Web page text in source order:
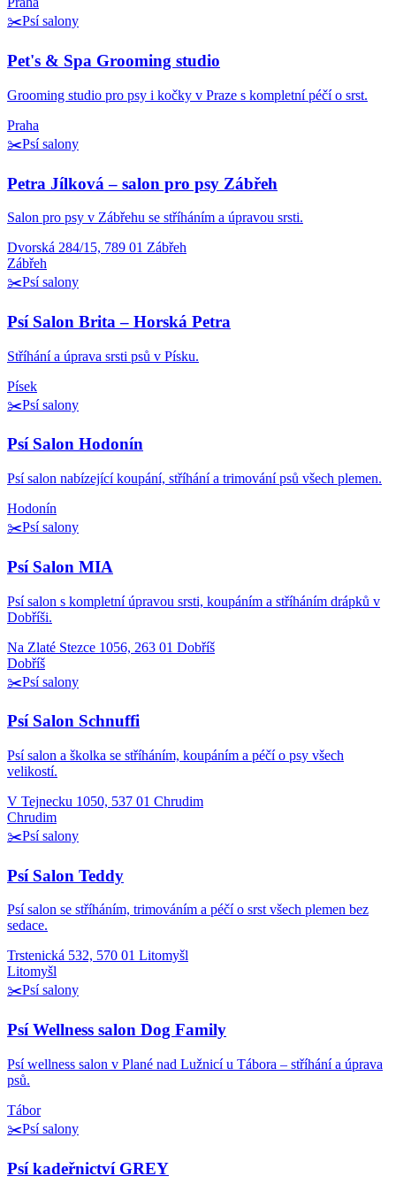
✂️Psí salony
Pet's & Spa Grooming studio
Grooming studio pro psy i kočky v Praze s kompletní péčí o srst.
Praha
✂️Psí salony
Petra Jílková – salon pro psy Zábřeh
Salon pro psy v Zábřehu se stříháním a úpravou srsti.
Dvorská 284/15, 789 01 Zábřeh
Zábřeh
✂️Psí salony
Psí Salon Brita – Horská Petra
Stříhání a úprava srsti psů v Písku.
Písek
✂️Psí salony
Psí Salon Hodonín
Psí salon nabízející koupání, stříhání a trimování psů všech plemen.
Hodonín
✂️Psí salony
Psí Salon MIA
Psí salon s kompletní úpravou srsti, koupáním a stříháním drápků v
Dobříši.
Na Zlaté Stezce 1056, 263 01 Dobříš
Dobříš
✂️Psí salony
Psí Salon Schnuffi
Psí salon a školka se stříháním, koupáním a péčí o psy všech
velikostí.
V Tejnecku 1050, 537 01 Chrudim
Chrudim
✂️Psí salony
Psí Salon Teddy
Psí salon se stříháním, trimováním a péčí o srst všech plemen bez
sedace.
Trstenická 532, 570 01 Litomyšl
Litomyšl
✂️Psí salony
Psí Wellness salon Dog Family
Psí wellness salon v Plané nad Lužnicí u Tábora – stříhání a úprava
psů.
Tábor
✂️Psí salony
Psí kadeřnictví GREY